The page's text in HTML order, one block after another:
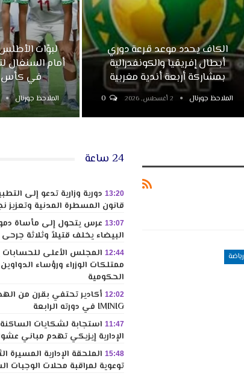
الكاف يحدد موعد قرعة دوري
أبطال إفريقيا والكونفدرالية
بمشاركة أربعة أندية مغربية
الملاحظ جورنال 2 أغسطس, 2026
لبؤات
أمام السنغال
في كأس
الملاحظ جورنال
رياضة
24 ساعة
13:20 دورية وزارية تدعو إلى
قانون المسطرة المدنية وتعزيز
13:07 عرس يتحول إلى مأساة
البيضاء يخلف قتيلاً وثلاثة جرحى
12:44 المجلس الأعلى
ممتلكات الوزراء ورؤساء
الحكومية
12:02 أكادير تحتفي بقرن من
IMINIG في دورته الرابعة
11:47 استجابة لشكايات
الإدارية إيزيكي تهدم مباني
15:48 الملحقة الإدارية المسيرة
توعوية لمراقبة محلات الوجبات